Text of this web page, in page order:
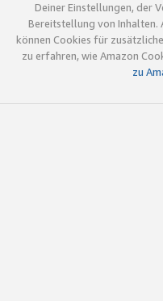
Deiner Einstellungen, der
Bereitstellung von Inhalten.
können Cookies für
zu erfahren, wie Amazon
zu